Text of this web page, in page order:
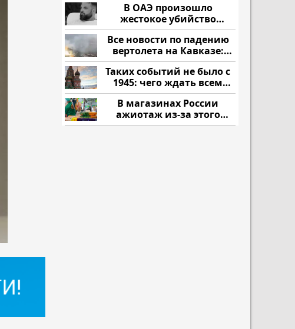
В ОАЭ произошло
жестокое убийство
криптомиллионера
Все новости по падению
вертолета на Кавказе:
читать здесь
Таких событий не было с
1945: чего ждать всем
нам?
В магазинах России
ажиотаж из-за этого
продукта: что купить?